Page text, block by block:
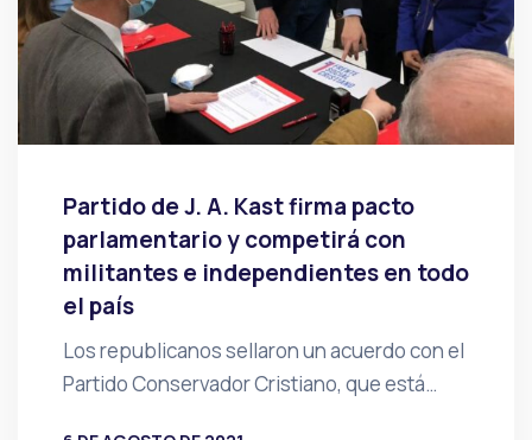
Partido de J. A. Kast firma pacto
parlamentario y competirá con
militantes e independientes en todo
el país
Los republicanos sellaron un acuerdo con el
Partido Conservador Cristiano, que está…